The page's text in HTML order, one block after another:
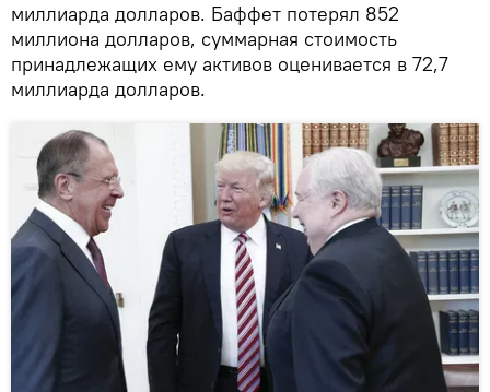
миллиарда долларов. Баффет потерял 852
миллиона долларов, суммарная стоимость
принадлежащих ему активов оценивается в 72,7
миллиарда долларов.